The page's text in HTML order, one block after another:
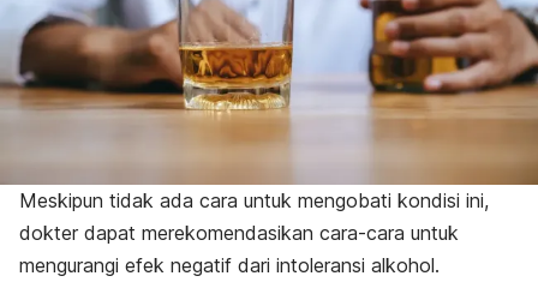
Meskipun tidak ada cara untuk mengobati kondisi ini,
dokter dapat merekomendasikan cara-cara untuk
mengurangi efek negatif dari intoleransi alkohol.